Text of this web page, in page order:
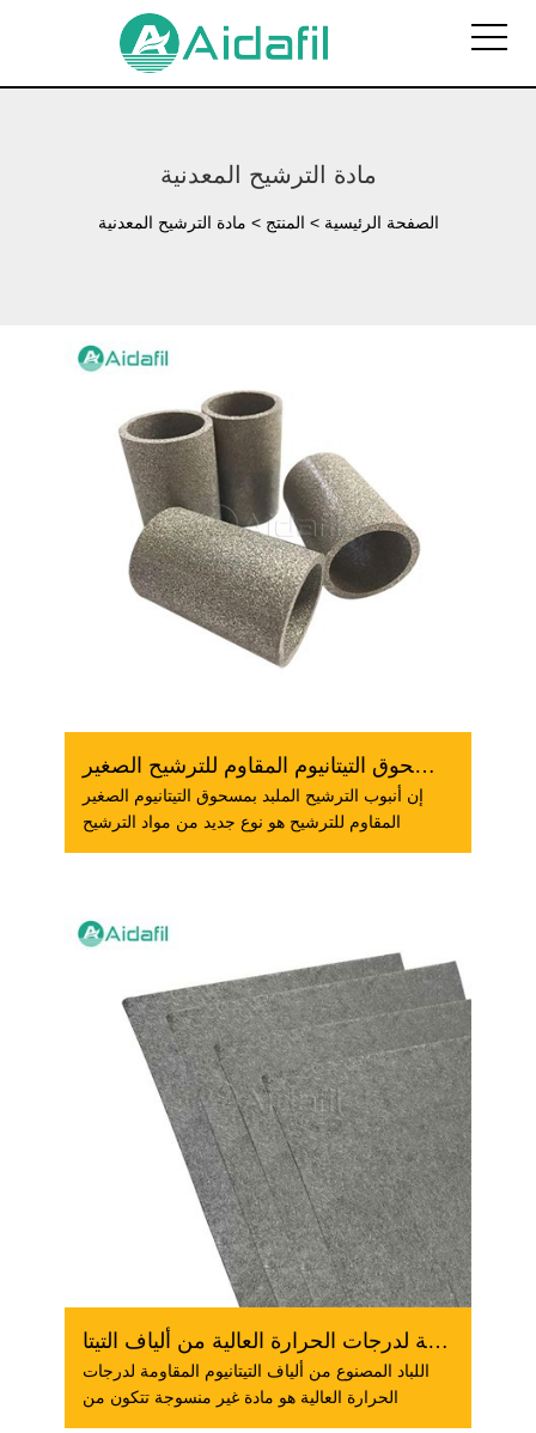
مادة الترشيح المعدنية
الصفحة الرئيسية > المنتج > مادة الترشيح المعدنية
أنبوب فلتر مسحوق التيتانيوم المقاوم للترشيح الصغير
إن أنبوب الترشيح الملبد بمسحوق التيتانيوم الصغير
المقاوم للترشيح هو نوع جديد من مواد الترشيح
شعرت جيدة المقاومة لدرجات الحرارة العالية من ألياف التيتا...
اللباد المصنوع من ألياف التيتانيوم المقاومة لدرجات
الحرارة العالية هو مادة غير منسوجة تتكون من